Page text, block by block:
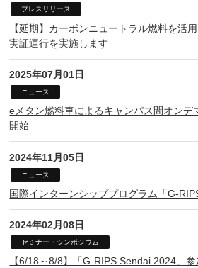
プレスリリース
【延期】カーボンニュートラル燃料を活
実証運行を実施します
2025年07月01日
ニュース
eメタン燃料車によるキャンパス間オンデ
開始
2024年11月05日
ニュース
国際インターンシッププログラム「G-
2024年02月08日
セミナー・シンポジウム
【6/18～8/8】「G-RIPS Sendai 2024」